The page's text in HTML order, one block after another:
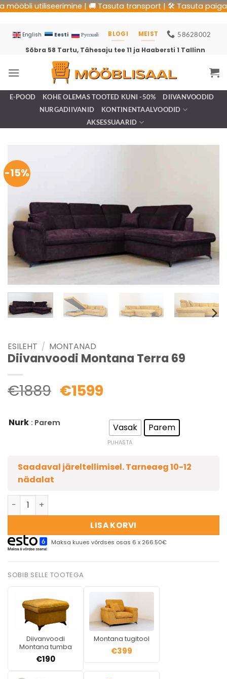
English Eesti Русский BLOGI MEIST 58628002
Sõbra 58 Tartu, Tähesaju tee 11 ja Haabersti 1 Tallinn
E-POOD KOHE OLEMAS TOOTED KUNI -50%
DIIVANVOODID
NURGADIIVANID
KONTINENTAALVOODID
AKSESSUAARID
-15%
ESILEHT / MONTANAD
Diivanvoodi Montana Terra 69
€1889 €1599
Nurk : Parem Vasak Parem
PUHASTA
Saadaval järeltellimisel. Tarneaeg 10-12
nädalat
LISA KORVI
Maksa kuues võrdses osas 6 x 266.50€
SOBIB SELLE TOOTEGA
Diivanvoodi
Montana tumba
€190
Montana tugitool
€399